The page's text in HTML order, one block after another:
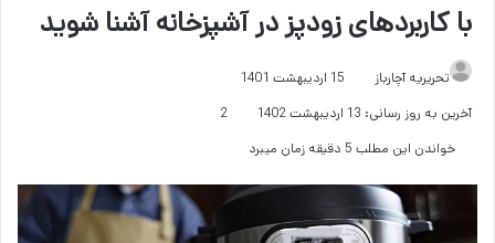
با کاربردهای زودپز در آشپزخانه آشنا شوید
تحریریه آچارباز
15 اردیبهشت 1401
آخرین به روز رسانی: 13 اردیبهشت 1402
2
خواندن این مطلب 5 دقیقه زمان میبرد